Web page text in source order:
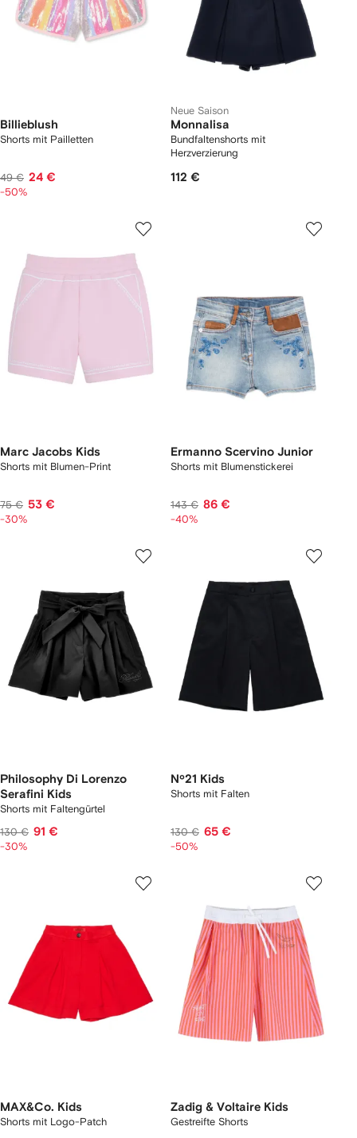
Billieblush
Shorts mit Pailletten
49 € 24 €
-50%
Neue Saison
Monnalisa
Bundfaltenshorts mit
Herzverzierung
112 €
Marc Jacobs Kids
Shorts mit Blumen-Print
75 € 53 €
-30%
Ermanno Scervino Junior
Shorts mit Blumenstickerei
143 € 86 €
-40%
Philosophy Di Lorenzo
Serafini Kids
Shorts mit Faltengürtel
130 € 91 €
-30%
Nº21 Kids
Shorts mit Falten
130 € 65 €
-50%
MAX&Co. Kids
Shorts mit Logo-Patch
Zadig & Voltaire Kids
Gestreifte Shorts